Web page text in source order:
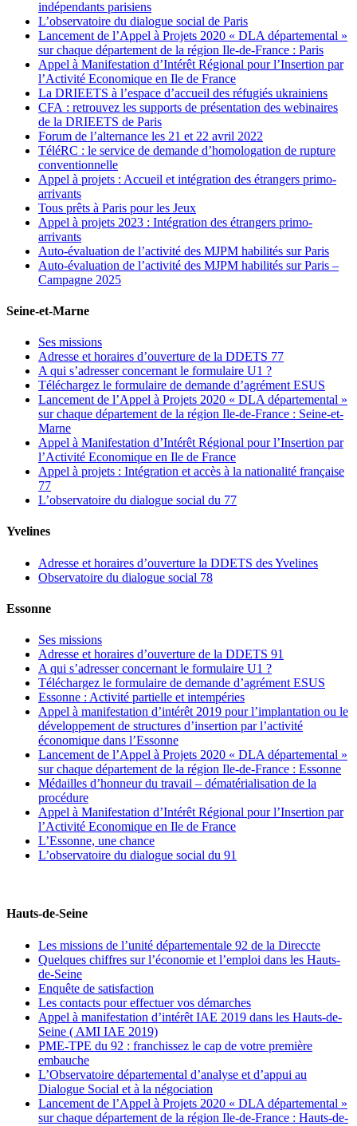
indépendants parisiens
L’observatoire du dialogue social de Paris
Lancement de l’Appel à Projets 2020 « DLA départemental »
sur chaque département de la région Ile-de-France : Paris
Appel à Manifestation d’Intérêt Régional pour l’Insertion par
l’Activité Economique en Ile de France
La DRIEETS à l’espace d’accueil des réfugiés ukrainiens
CFA : retrouvez les supports de présentation des webinaires
de la DRIEETS de Paris
Forum de l’alternance les 21 et 22 avril 2022
TéléRC : le service de demande d’homologation de rupture
conventionnelle
Appel à projets : Accueil et intégration des étrangers primo-
arrivants
Tous prêts à Paris pour les Jeux
Appel à projets 2023 : Intégration des étrangers primo-
arrivants
Auto-évaluation de l’activité des MJPM habilités sur Paris
Auto-évaluation de l’activité des MJPM habilités sur Paris –
Campagne 2025
Seine-et-Marne
Ses missions
Adresse et horaires d’ouverture de la DDETS 77
A qui s’adresser concernant le formulaire U1 ?
Téléchargez le formulaire de demande d’agrément ESUS
Lancement de l’Appel à Projets 2020 « DLA départemental »
sur chaque département de la région Ile-de-France : Seine-et-
Marne
Appel à Manifestation d’Intérêt Régional pour l’Insertion par
l’Activité Economique en Ile de France
Appel à projets : Intégration et accès à la nationalité française
77
L’observatoire du dialogue social du 77
Yvelines
Adresse et horaires d’ouverture la DDETS des Yvelines
Observatoire du dialogue social 78
Essonne
Ses missions
Adresse et horaires d’ouverture de la DDETS 91
A qui s’adresser concernant le formulaire U1 ?
Téléchargez le formulaire de demande d’agrément ESUS
Essonne : Activité partielle et intempéries
Appel à manifestation d’intérêt 2019 pour l’implantation ou le
développement de structures d’insertion par l’activité
économique dans l’Essonne
Lancement de l’Appel à Projets 2020 « DLA départemental »
sur chaque département de la région Ile-de-France : Essonne
Médailles d’honneur du travail – dématérialisation de la
procédure
Appel à Manifestation d’Intérêt Régional pour l’Insertion par
l’Activité Economique en Ile de France
L’Essonne, une chance
L’observatoire du dialogue social du 91
Hauts-de-Seine
Les missions de l’unité départementale 92 de la Direccte
Quelques chiffres sur l’économie et l’emploi dans les Hauts-
de-Seine
Enquête de satisfaction
Les contacts pour effectuer vos démarches
Appel à manifestation d’intérêt IAE 2019 dans les Hauts-de-
Seine ( AMI IAE 2019)
PME-TPE du 92 : franchissez le cap de votre première
embauche
L’Observatoire départemental d’analyse et d’appui au
Dialogue Social et à la négociation
Lancement de l’Appel à Projets 2020 « DLA départemental »
sur chaque département de la région Ile-de-France : Hauts-de-